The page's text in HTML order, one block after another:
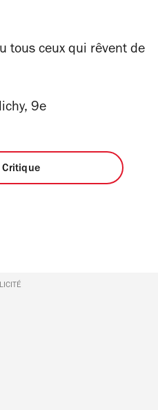
4
étoiles
tous ceux qui rêvent de
9e
Critique